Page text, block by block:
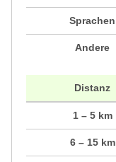
Sprachen
Andere
Distanz
1 – 5 km
6 – 15 km